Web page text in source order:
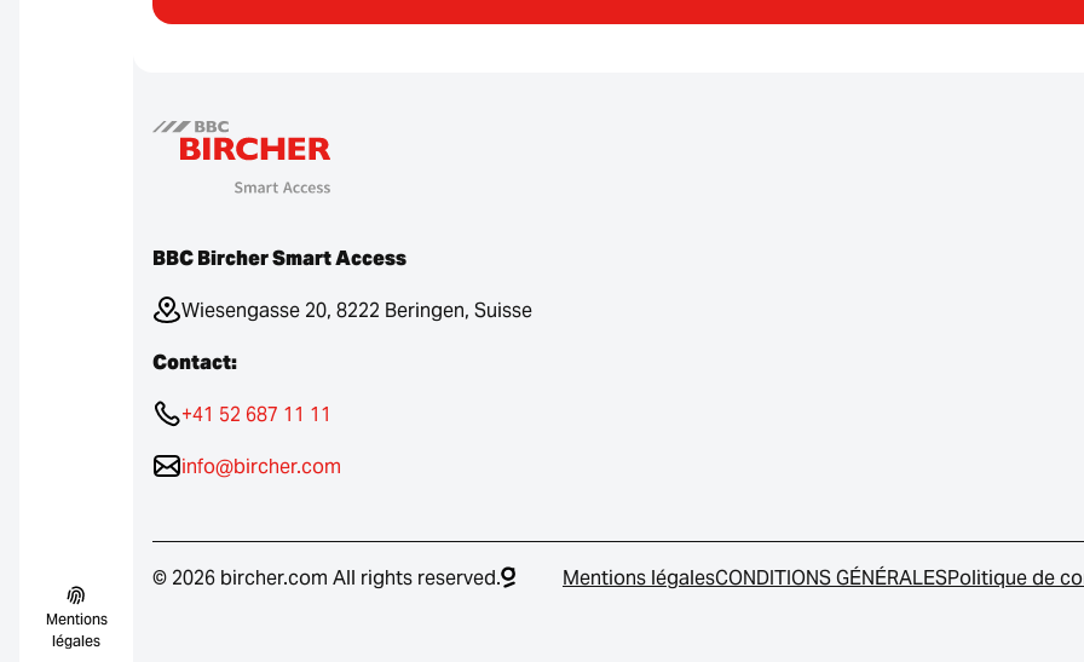
Mentions
légales
BBC Bircher Smart Access
Wiesengasse 20, 8222 Beringen, Suisse
Contact:
+41 52 687 11 11
info@bircher.com
© 2026 bircher.com All rights reserved. Mentions légalesCONDITIONS GÉNÉRALESPolitique de